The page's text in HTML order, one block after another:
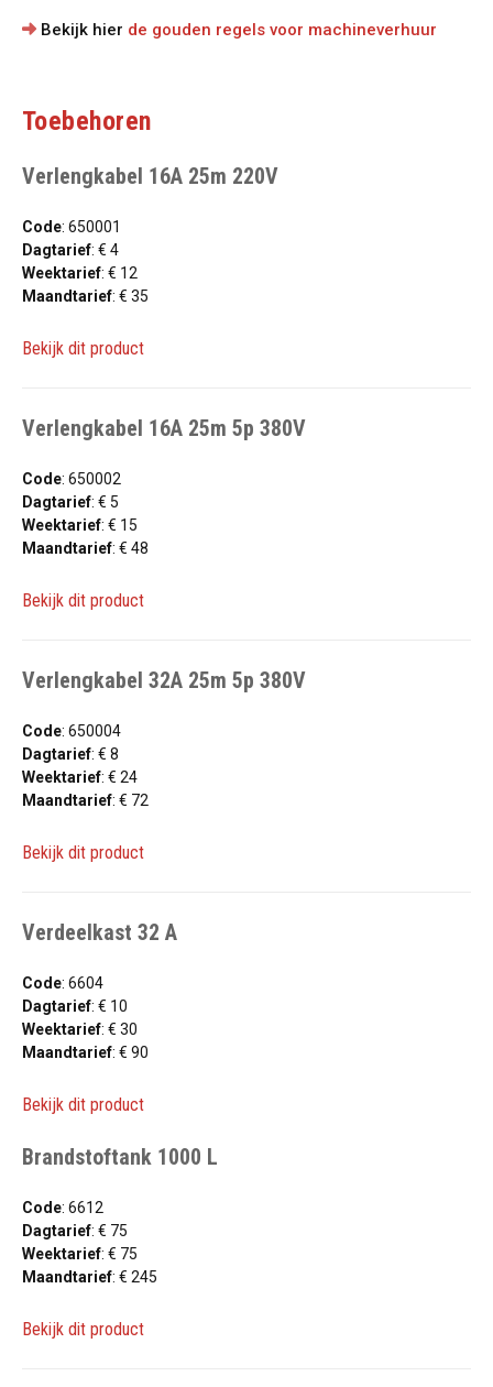
Bekijk hier de gouden regels voor machineverhuur
Toebehoren
Verlengkabel 16A 25m 220V
Code: 650001
Dagtarief: € 4
Weektarief: € 12
Maandtarief: € 35
Bekijk dit product
Verlengkabel 16A 25m 5p 380V
Code: 650002
Dagtarief: € 5
Weektarief: € 15
Maandtarief: € 48
Bekijk dit product
Verlengkabel 32A 25m 5p 380V
Code: 650004
Dagtarief: € 8
Weektarief: € 24
Maandtarief: € 72
Bekijk dit product
Verdeelkast 32 A
Code: 6604
Dagtarief: € 10
Weektarief: € 30
Maandtarief: € 90
Bekijk dit product
Brandstoftank 1000 L
Code: 6612
Dagtarief: € 75
Weektarief: € 75
Maandtarief: € 245
Bekijk dit product